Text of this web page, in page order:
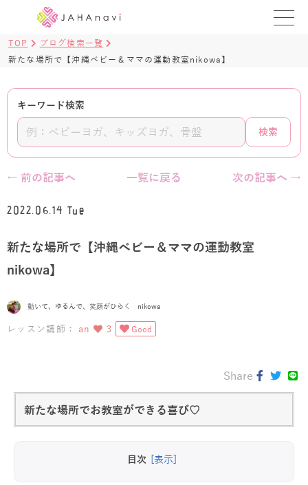
レッスンを探す
BLOG
ヨガ資格講座 ›
TOP
ブログ検索一覧
新たな場所で【沖縄ベビー＆ママの運動教室nikowa】
キーワード検索
検索
← 前の記事へ 一覧に戻る 次の記事へ →
2022.06.14 Tue
新たな場所で【沖縄ベビー＆ママの運動教室
nikowa】
動いて、ゆるんで、笑顔がひらく nikowa
レッスン講師： an 3 Good
Share
新たな場所でお教室ができる喜び♡
目次 [表示]